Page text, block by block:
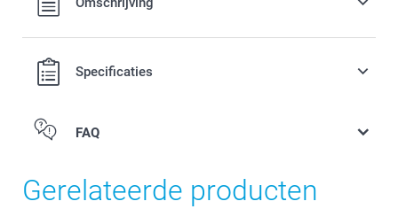
Specificaties
FAQ
Gerelateerde producten